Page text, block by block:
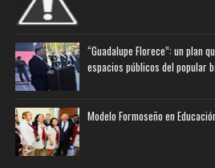
“Guadalupe Florece”: un plan
espacios públicos del popular
Modelo Formoseño en